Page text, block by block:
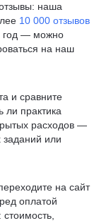
наша
10 000 отзывов
год — можно
на наш
и сравните
ли практика
расходов —
или
на сайт
оплатой